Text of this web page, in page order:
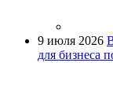
9 июля 2026
для бизнеса